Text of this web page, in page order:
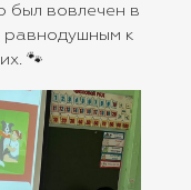
был вовлечен в
равнодушным к
🐾